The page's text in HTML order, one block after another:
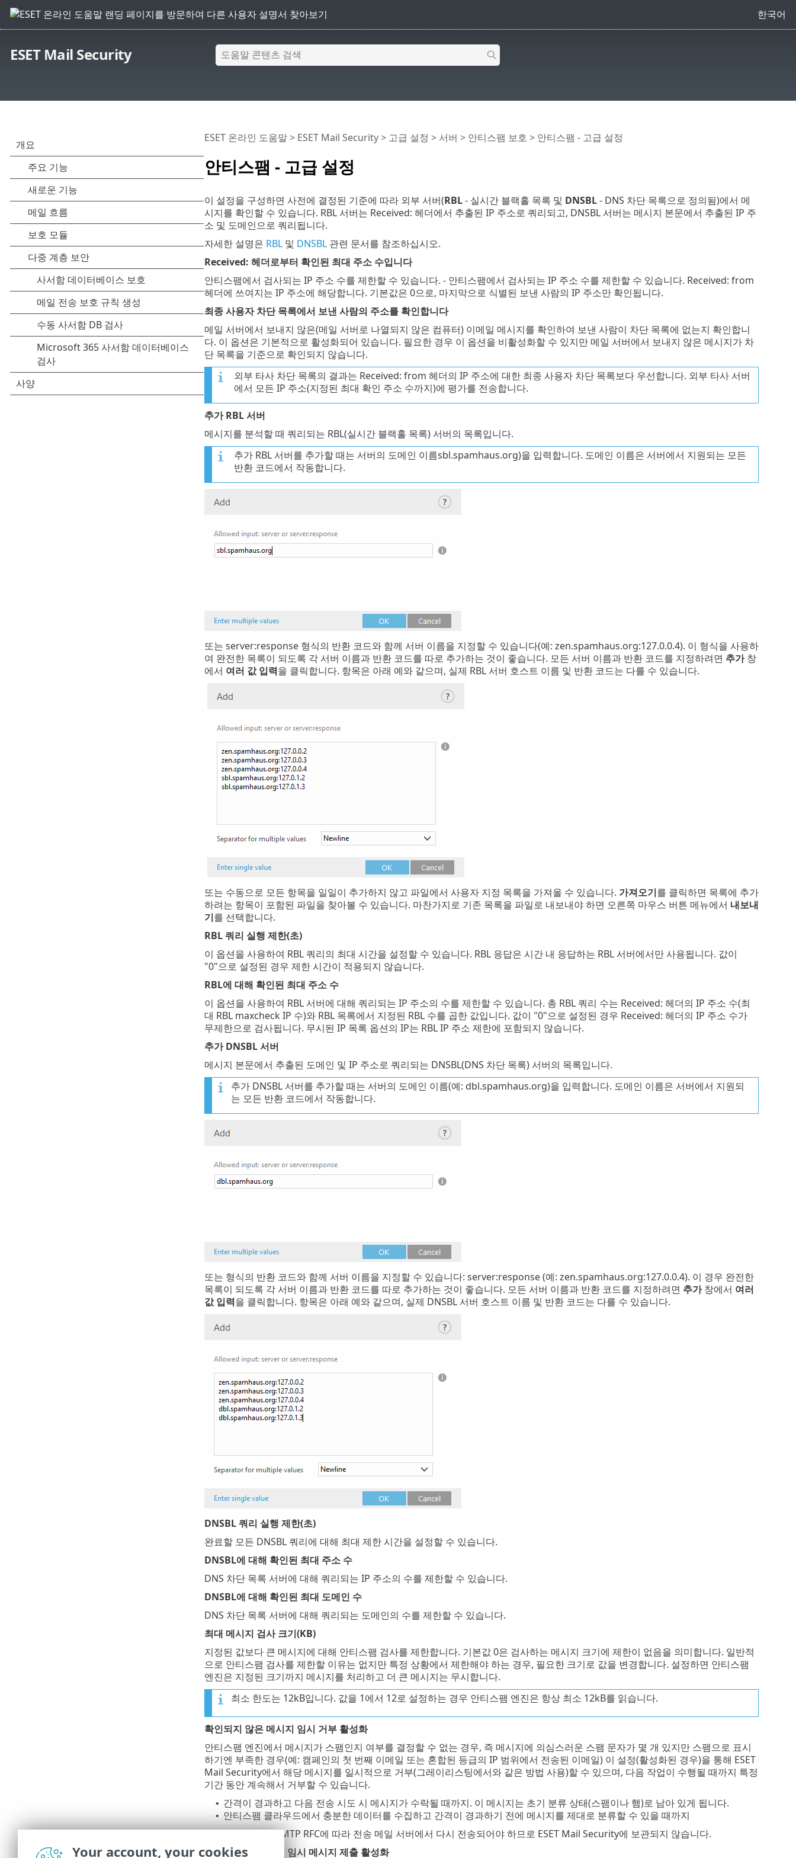
한국어
ESET Mail Security
안티스팸 - 고급 설정
ESET 온라인 도움말> ESET Mail Security> 고급 설정 > 서버 > 안티스팸 보호 > 안티스팸 - 고급 설정
이 설정을 구성하면 사전에 결정된 기준에 따라 외부 서버(RBL- 실시간 블랙홀 목록 및 DNSBL- DNS 차단 목록으로 정의됨)에서 메
시지를 확인할 수 있습니다. RBL 서버는 Received: 헤더에서 추출된 IP 주소로 쿼리되고, DNSBL 서버는 메시지 본문에서 추출된 IP 주
소 및 도메인으로 쿼리됩니다.
자세한 설명은 RBL및 DNSBL관련 문서를 참조하십시오.
Received: 헤더로부터 확인된 최대 주소 수입니다
안티스팸에서 검사되는 IP 주소 수를 제한할 수 있습니다. - 안티스팸에서 검사되는 IP 주소 수를 제한할 수 있습니다. Received: from
헤더에 쓰여지는 IP 주소에 해당합니다. 기본값은 0으로, 마지막으로 식별된 보낸 사람의 IP 주소만 확인됩니다.
최종 사용자 차단 목록에서 보낸 사람의 주소를 확인합니다
메일 서버에서 보내지 않은(메일 서버로 나열되지 않은 컴퓨터) 이메일 메시지를 확인하여 보낸 사람이 차단 목록에 없는지 확인합니
다. 이 옵션은 기본적으로 활성화되어 있습니다. 필요한 경우 이 옵션을 비활성화할 수 있지만 메일 서버에서 보내지 않은 메시지가 차
단 목록을 기준으로 확인되지 않습니다.
외부 타사 차단 목록의 결과는 Received: from 헤더의 IP 주소에 대한 최종 사용자 차단 목록보다 우선합니다. 외부 타사 서버
에서 모든 IP 주소(지정된 최대 확인 주소 수까지)에 평가를 전송합니다.
추가 RBL 서버
메시지를 분석할 때 쿼리되는 RBL(실시간 블랙홀 목록) 서버의 목록입니다.
추가 RBL 서버를 추가할 때는 서버의 도메인 이름sbl.spamhaus.org)을 입력합니다. 도메인 이름은 서버에서 지원되는 모든
반환 코드에서 작동합니다.
또는 server:response 형식의 반환 코드와 함께 서버 이름을 지정할 수 있습니다(예: zen.spamhaus.org:127.0.0.4). 이 형식을 사용하
여 완전한 목록이 되도록 각 서버 이름과 반환 코드를 따로 추가하는 것이 좋습니다. 모든 서버 이름과 반환 코드를 지정하려면 추가창
에서 여러 값 입력을 클릭합니다. 항목은 아래 예와 같으며, 실제 RBL 서버 호스트 이름 및 반환 코드는 다를 수 있습니다.
또는 수동으로 모든 항목을 일일이 추가하지 않고 파일에서 사용자 지정 목록을 가져올 수 있습니다. 가져오기를 클릭하면 목록에 추가
하려는 항목이 포함된 파일을 찾아볼 수 있습니다. 마찬가지로 기존 목록을 파일로 내보내야 하면 오른쪽 마우스 버튼 메뉴에서 내보내
기를 선택합니다.
RBL 쿼리 실행 제한(초)
이 옵션을 사용하여 RBL 쿼리의 최대 시간을 설정할 수 있습니다. RBL 응답은 시간 내 응답하는 RBL 서버에서만 사용됩니다. 값이
"0"으로 설정된 경우 제한 시간이 적용되지 않습니다.
RBL에 대해 확인된 최대 주소 수
이 옵션을 사용하여 RBL 서버에 대해 쿼리되는 IP 주소의 수를 제한할 수 있습니다. 총 RBL 쿼리 수는 Received: 헤더의 IP 주소 수(최
대 RBL maxcheck IP 수)와 RBL 목록에서 지정된 RBL 수를 곱한 값입니다. 값이 "0"으로 설정된 경우 Received: 헤더의 IP 주소 수가
무제한으로 검사됩니다. 무시된 IP 목록 옵션의 IP는 RBL IP 주소 제한에 포함되지 않습니다.
추가 DNSBL 서버
메시지 본문에서 추출된 도메인 및 IP 주소로 쿼리되는 DNSBL(DNS 차단 목록) 서버의 목록입니다.
추가 DNSBL 서버를 추가할 때는 서버의 도메인 이름(예: dbl.spamhaus.org)을 입력합니다. 도메인 이름은 서버에서 지원되
는 모든 반환 코드에서 작동합니다.
또는 형식의 반환 코드와 함께 서버 이름을 지정할 수 있습니다: server:response (예: zen.spamhaus.org:127.0.0.4). 이 경우 완전한
목록이 되도록 각 서버 이름과 반환 코드를 따로 추가하는 것이 좋습니다. 모든 서버 이름과 반환 코드를 지정하려면 추가창에서 여러
값 입력을 클릭합니다. 항목은 아래 예와 같으며, 실제 DNSBL 서버 호스트 이름 및 반환 코드는 다를 수 있습니다.
DNSBL 쿼리 실행 제한(초)
완료할 모든 DNSBL 쿼리에 대해 최대 제한 시간을 설정할 수 있습니다.
DNSBL에 대해 확인된 최대 주소 수
DNS 차단 목록 서버에 대해 쿼리되는 IP 주소의 수를 제한할 수 있습니다.
DNSBL에 대해 확인된 최대 도메인 수
DNS 차단 목록 서버에 대해 쿼리되는 도메인의 수를 제한할 수 있습니다.
최대 메시지 검사 크기(KB)
지정된 값보다 큰 메시지에 대해 안티스팸 검사를 제한합니다. 기본값 0은 검사하는 메시지 크기에 제한이 없음을 의미합니다. 일반적
으로 안티스팸 검사를 제한할 이유는 없지만 특정 상황에서 제한해야 하는 경우, 필요한 크기로 값을 변경합니다. 설정하면 안티스팸
엔진은 지정된 크기까지 메시지를 처리하고 더 큰 메시지는 무시합니다.
최소 한도는 12kB입니다. 값을 1에서 12로 설정하는 경우 안티스팸 엔진은 항상 최소 12kB를 읽습니다.
확인되지 않은 메시지 임시 거부 활성화
안티스팸 엔진에서 메시지가 스팸인지 여부를 결정할 수 없는 경우, 즉 메시지에 의심스러운 스팸 문자가 몇 개 있지만 스팸으로 표시
하기엔 부족한 경우(예: 캠페인의 첫 번째 이메일 또는 혼합된 등급의 IP 범위에서 전송된 이메일) 이 설정(활성화된 경우)을 통해 ESET
Mail Security에서 해당 메시지를 일시적으로 거부(그레이리스팅에서와 같은 방법 사용)할 수 있으며, 다음 작업이 수행될 때까지 특정
기간 동안 계속해서 거부할 수 있습니다.
• 간격이 경과하고 다음 전송 시도 시 메시지가 수락될 때까지. 이 메시지는 초기 분류 상태(스팸이나 햄)로 남아 있게 됩니다.
• 안티스팸 클라우드에서 충분한 데이터를 수집하고 간격이 경과하기 전에 메시지를 제대로 분류할 수 있을 때까지
거부된 메시지는 SMTP RFC에 따라 전송 메일 서버에서 다시 전송되어야 하므로 ESET Mail Security에 보관되지 않습니다.
분석을 위해 거부된 임시 메시지 제출 활성화
Your account, your cookies